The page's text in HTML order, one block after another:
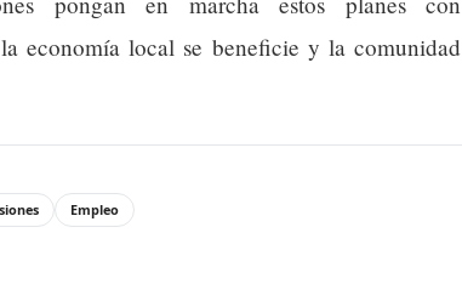
economía local se beneficie y la comunidad
Empleo